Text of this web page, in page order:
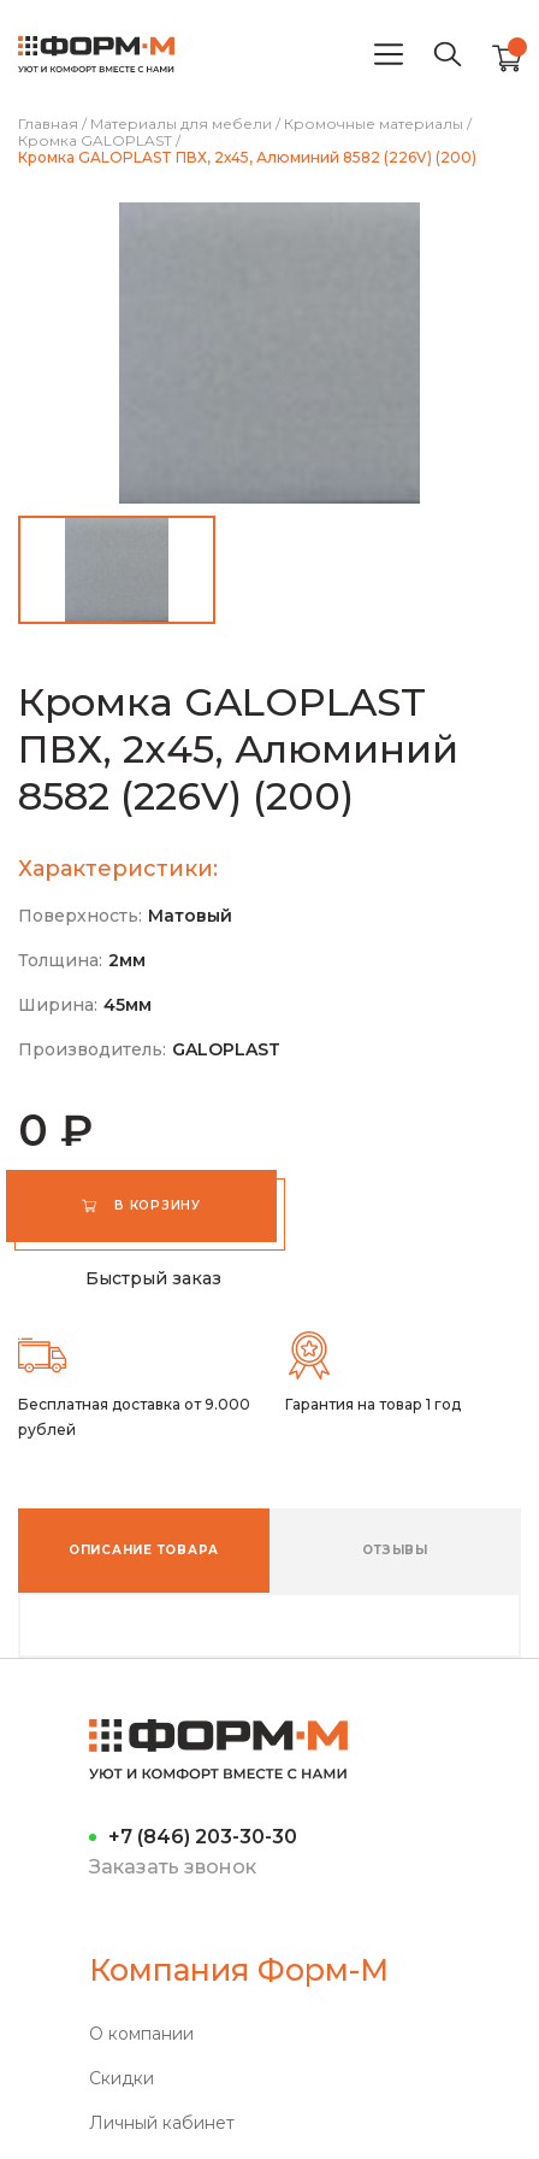
Главная / Материалы для мебели / Кромочные материалы /
Кромка GALOPLAST /
Кромка GALOPLAST ПВХ, 2х45, Алюминий 8582 (226V) (200)
Кромка GALOPLAST
ПВХ, 2х45, Алюминий
8582 (226V) (200)
Характеристики:
Поверхность: Матовый
Толщина: 2мм
Ширина: 45мм
Производитель: GALOPLAST
0 ₽
В КОРЗИНУ
Быстрый заказ
Бесплатная доставка от 9.000
рублей
Гарантия на товар 1 год
ОПИСАНИЕ ТОВАРА ОТЗЫВЫ
+7 (846) 203-30-30
Заказать звонок
Компания Форм-М
О компании
Скидки
Личный кабинет